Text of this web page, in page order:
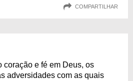
COMPARTILHAR
coração e fé em Deus, os
adversidades com as quais